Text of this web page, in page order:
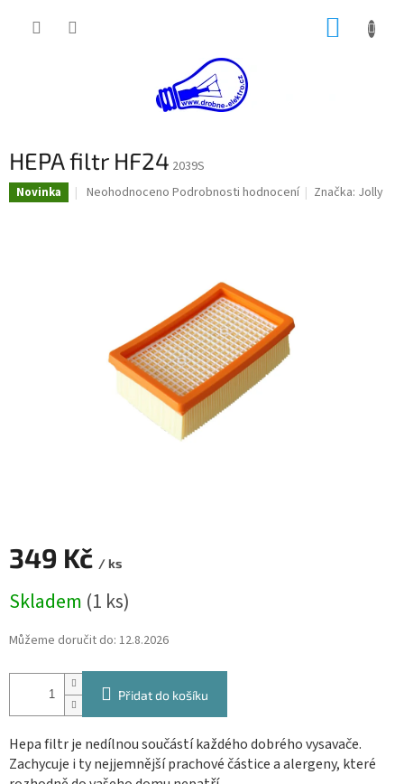
HEPA filtr HF24 2039S
Novinka
Průměrné
Neohodnoceno Podrobnosti hodnocení Značka: Jolly
349 Kč / ks
cena:
Skladem (1 ks)
Můžeme doručit do: 12.8.2026
Přidat do košíku
Hepa filtr je nedílnou součástí každého dobrého vysavače.
Zachycuje i ty nejjemnější prachové částice a alergeny, které